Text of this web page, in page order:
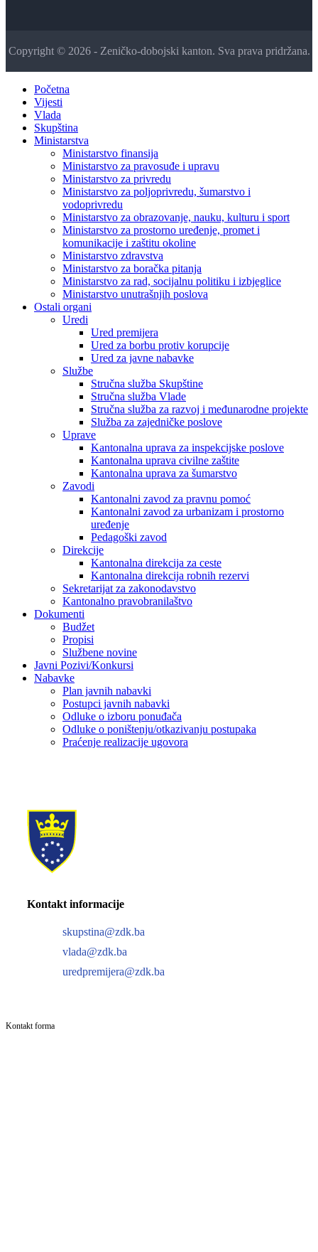
Copyright © 2026 - Zeničko-dobojski kanton. Sva prava pridržana.
Početna
Vijesti
Vlada
Skupština
Ministarstva
Ministarstvo finansija
Ministarstvo za pravosuđe i upravu
Ministarstvo za privredu
Ministarstvo za poljoprivredu, šumarstvo i
vodoprivredu
Ministarstvo za obrazovanje, nauku, kulturu i sport
Ministarstvo za prostorno uređenje, promet i
komunikacije i zaštitu okoline
Ministarstvo zdravstva
Ministarstvo za boračka pitanja
Ministarstvo za rad, socijalnu politiku i izbjeglice
Ministarstvo unutrašnjih poslova
Ostali organi
Uredi
Ured premijera
Ured za borbu protiv korupcije
Ured za javne nabavke
Službe
Stručna služba Skupštine
Stručna služba Vlade
Stručna služba za razvoj i međunarodne projekte
Služba za zajedničke poslove
Uprave
Kantonalna uprava za inspekcijske poslove
Kantonalna uprava civilne zaštite
Kantonalna uprava za šumarstvo
Zavodi
Kantonalni zavod za pravnu pomoć
Kantonalni zavod za urbanizam i prostorno
uređenje
Pedagoški zavod
Direkcije
Kantonalna direkcija za ceste
Kantonalna direkcija robnih rezervi
Sekretarijat za zakonodavstvo
Kantonalno pravobranilaštvo
Dokumenti
Budžet
Propisi
Službene novine
Javni Pozivi/Konkursi
Nabavke
Plan javnih nabavki
Postupci javnih nabavki
Odluke o izboru ponuđača
Odluke o poništenju/otkazivanju postupaka
Praćenje realizacije ugovora
Kontakt informacije
skupstina@zdk.ba
vlada@zdk.ba
uredpremijera@zdk.ba
Kontakt forma